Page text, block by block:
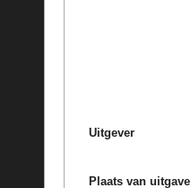
Uitgever
Plaats van uitgave